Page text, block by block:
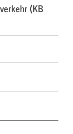
(KB